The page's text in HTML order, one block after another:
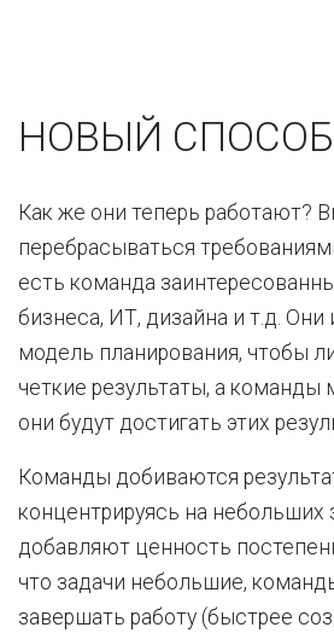
НОВЫЙ
Как же они теперь работают?
перебрасываться
есть команда
бизнеса, ИТ, дизайна и т.д.
модель планирования, чтобы
четкие результаты, а команды
они будут достигать этих
Команды добиваются
концентрируясь на небольших
добавляют ценность
что задачи небольшие,
завершать работу (быстрее